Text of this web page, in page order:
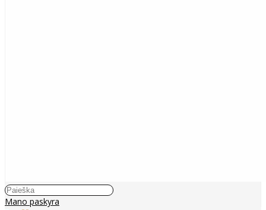
Mano paskyra